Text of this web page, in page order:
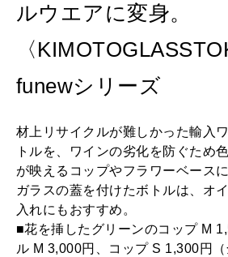
ルウエアに変身。
〈
funewシリーズ
材上リサイクルが難しかった輸入
トルを、ワインの劣化を防ぐため
が映えるコップやフラワーベース
ガラスの蓋を付けたボトルは、オ
入れにもおすすめ。
■花を挿したグリーンのコップ M
ル M 3,000円、コップ S 1,300円